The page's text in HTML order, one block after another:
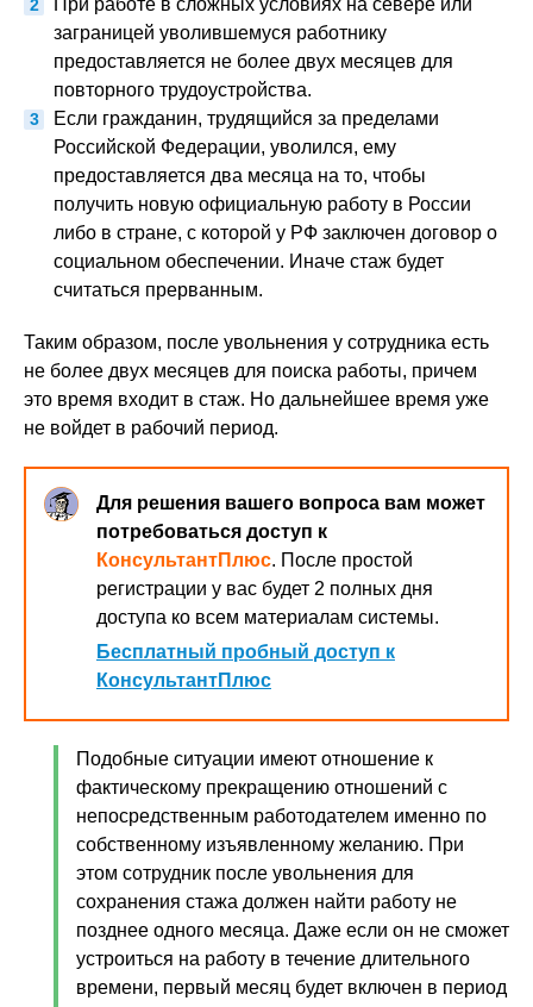
При работе в сложных условиях на севере или
заграницей уволившемуся работнику
предоставляется не более двух месяцев для
повторного трудоустройства.
Если гражданин, трудящийся за пределами
Российской Федерации, уволился, ему
предоставляется два месяца на то, чтобы
получить новую официальную работу в России
либо в стране, с которой у РФ заключен договор о
социальном обеспечении. Иначе стаж будет
считаться прерванным.
Таким образом, после увольнения у сотрудника есть
не более двух месяцев для поиска работы, причем
это время входит в стаж. Но дальнейшее время уже
не войдет в рабочий период.
Для решения вашего вопроса вам может
потребоваться доступ к
КонсультантПлюс. После простой
регистрации у вас будет 2 полных дня
доступа ко всем материалам системы.
Бесплатный пробный доступ к
КонсультантПлюс
Подобные ситуации имеют отношение к
фактическому прекращению отношений с
непосредственным работодателем именно по
собственному изъявленному желанию. При
этом сотрудник после увольнения для
сохранения стажа должен найти работу не
позднее одного месяца. Даже если он не сможет
устроиться на работу в течение длительного
времени, первый месяц будет включен в период